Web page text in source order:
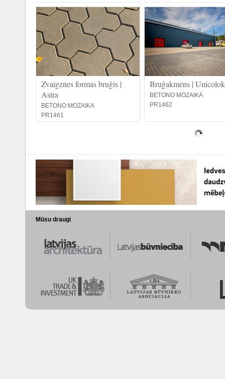
Zvaigznes formas bruģis |
Astra
BETONO MOZAIKA
PR1461
Bruģakmens | Unicolok
BETONO MOZAIKA
PR1462
Mūsu draugi